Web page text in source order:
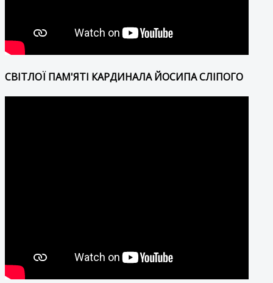
СВІТЛОЇ ПАМ'ЯТІ КАРДИНАЛА ЙОСИПА СЛІПОГО